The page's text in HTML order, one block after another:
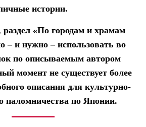
истории.
«По городам и храмам
– и нужно – использовать во
по описываемым автором
момент не существует более
описания для культурно-
паломничества по Японии.